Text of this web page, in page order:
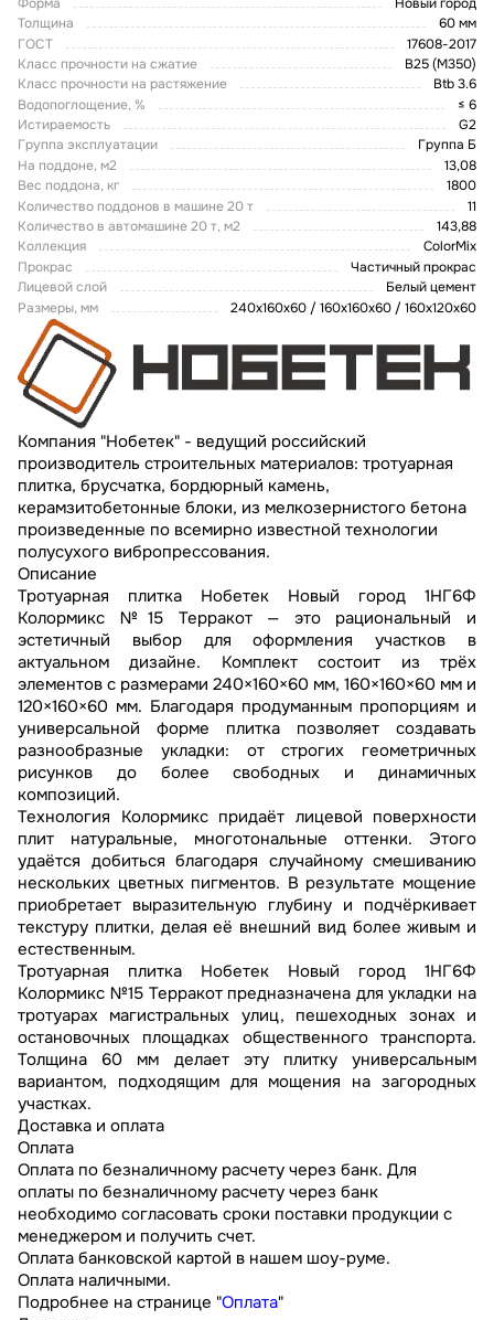
Толщина
60 мм
ГОСТ
17608-2017
Класс прочности на сжатие
В25 (М350)
Класс прочности на растяжение
Btb 3.6
Водопоглощение, %
≤ 6
Истираемость
G2
Группа эксплуатации
Группа Б
На поддоне, м2
13,08
Вес поддона, кг
1800
Количество поддонов в машине 20 т
11
Количество в автомашине 20 т, м2
143,88
Коллекция
ColorMix
Прокрас
Частичный прокрас
Лицевой слой
Белый цемент
Размеры, мм
240х160х60 / 160х160х60 / 160х120х60
Компания "Нобетек" - ведущий российский
производитель строительных материалов: тротуарная
плитка, брусчатка, бордюрный камень,
керамзитобетонные блоки, из мелкозернистого бетона
произведенные по всемирно известной технологии
полусухого вибропрессования.
Описание
Тротуарная плитка Нобетек Новый город 1НГ6Ф
Колормикс №15 Терракот — это рациональный и
эстетичный выбор для оформления участков в
актуальном дизайне. Комплект состоит из трёх
элементов с размерами 240×160×60 мм, 160×160×60 мм и
120×160×60 мм. Благодаря продуманным пропорциям и
универсальной форме плитка позволяет создавать
разнообразные укладки: от строгих геометричных
рисунков до более свободных и динамичных
композиций.
Технология Колормикс придаёт лицевой поверхности
плит натуральные, многотональные оттенки. Этого
удаётся добиться благодаря случайному смешиванию
нескольких цветных пигментов. В результате мощение
приобретает выразительную глубину и подчёркивает
текстуру плитки, делая её внешний вид более живым и
естественным.
Тротуарная плитка Нобетек Новый город 1НГ6Ф
Колормикс №15 Терракот предназначена для укладки на
тротуарах магистральных улиц, пешеходных зонах и
остановочных площадках общественного транспорта.
Толщина 60 мм делает эту плитку универсальным
вариантом, подходящим для мощения на загородных
участках.
Доставка и оплата
Оплата
Оплата по безналичному расчету через банк. Для
оплаты по безналичному расчету через банк
необходимо согласовать сроки поставки продукции с
менеджером и получить счет.
Оплата банковской картой в нашем шоу-руме.
Оплата наличными.
Подробнее на странице "Оплата"